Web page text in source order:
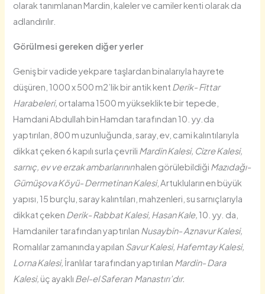
olarak tanımlanan Mardin, kaleler ve camiler kenti olarak da
adlandırılır.
Görülmesi gereken diğer yerler
Geniş bir vadide yekpare taşlardan binalarıyla hayrete
düşüren, 1000 x 500 m2’lik bir antik kent Derik- Fittar
Harabeleri, ortalama 1500 m yükseklikte bir tepede,
Hamdani Abdullah bin Hamdan tarafından 10. yy.da
yaptırılan, 800 m uzunluğunda, saray, ev, cami kalıntılarıyla
dikkat çeken 6 kapılı surla çevrili Mardin Kalesi, Cizre Kalesi,
sarnıç, ev ve erzak ambarlarınınhalen görülebildiği Mazıdağı-
Gümüşova Köyü- Dermetinan Kalesi, Artukluların en büyük
yapısı, 15 burçlu, saray kalıntıları, mahzenleri, su sarnıçlarıyla
dikkat çeken Derik- Rabbat Kalesi, Hasan Kale, 10. yy. da,
Hamdaniler tarafından yaptırılan Nusaybin- Aznavur Kalesi,
Romalılar zamanında yapılan Savur Kalesi, Hafemtay Kalesi,
Lorna Kalesi, İranlılar tarafından yaptırılan Mardin- Dara
Kalesi, üç ayaklı Bel-el Saferan Manastırı’dır.